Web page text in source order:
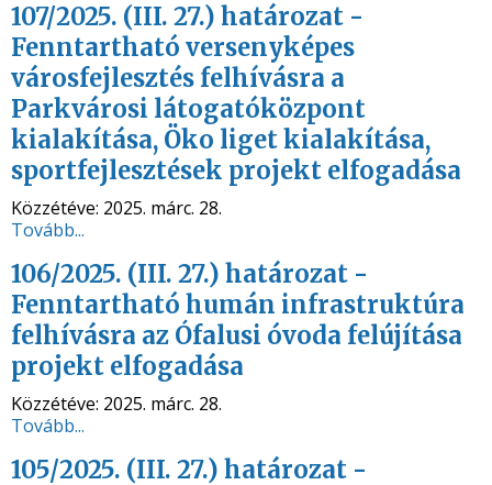
107/2025. (III. 27.) határozat -
Fenntartható versenyképes
városfejlesztés felhívásra a
Parkvárosi látogatóközpont
kialakítása, Öko liget kialakítása,
sportfejlesztések projekt elfogadása
Közzétéve: 2025. márc. 28.
Tovább...
106/2025. (III. 27.) határozat -
Fenntartható humán infrastruktúra
felhívásra az Ófalusi óvoda felújítása
projekt elfogadása
Közzétéve: 2025. márc. 28.
Tovább...
105/2025. (III. 27.) határozat -